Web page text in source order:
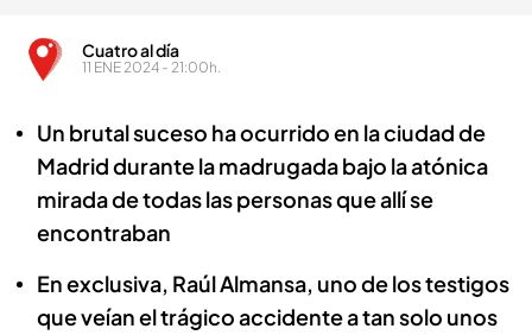
Cuatro al día
11 ENE 2024 - 21:00h.
Un brutal suceso ha ocurrido en la ciudad de
Madrid durante la madrugada bajo la atónica
mirada de todas las personas que allí se
encontraban
En exclusiva, Raúl Almansa, uno de los testigos
que veían el trágico accidente a tan solo unos